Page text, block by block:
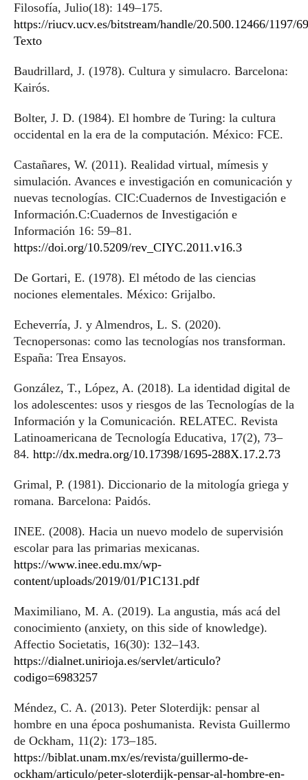
Filosofía, Julio(18): 149–175.
https://riucv.ucv.es/bitstream/handle/20.500.12466/1197/
Texto
Baudrillard, J. (1978). Cultura y simulacro. Barcelona:
Kairós.
Bolter, J. D. (1984). El hombre de Turing: la cultura
occidental en la era de la computación. México: FCE.
Castañares, W. (2011). Realidad virtual, mímesis y
simulación. Avances e investigación en comunicación y
nuevas tecnologías. CIC:Cuadernos de Investigación e
Información.C:Cuadernos de Investigación e
Información 16: 59–81.
https://doi.org/10.5209/rev_CIYC.2011.v16.3
De Gortari, E. (1978). El método de las ciencias
nociones elementales. México: Grijalbo.
Echeverría, J. y Almendros, L. S. (2020).
Tecnopersonas: como las tecnologías nos transforman.
España: Trea Ensayos.
González, T., López, A. (2018). La identidad digital de
los adolescentes: usos y riesgos de las Tecnologías de la
Información y la Comunicación. RELATEC. Revista
Latinoamericana de Tecnología Educativa, 17(2), 73–
84. http://dx.medra.org/10.17398/1695-288X.17.2.73
Grimal, P. (1981). Diccionario de la mitología griega y
romana. Barcelona: Paidós.
INEE. (2008). Hacia un nuevo modelo de supervisión
escolar para las primarias mexicanas.
https://www.inee.edu.mx/wp-
content/uploads/2019/01/P1C131.pdf
Maximiliano, M. A. (2019). La angustia, más acá del
conocimiento (anxiety, on this side of knowledge).
Affectio Societatis, 16(30): 132–143.
https://dialnet.unirioja.es/servlet/articulo?
codigo=6983257
Méndez, C. A. (2013). Peter Sloterdijk: pensar al
hombre en una época poshumanista. Revista Guillermo
de Ockham, 11(2): 173–185.
https://biblat.unam.mx/es/revista/guillermo-de-
ockham/articulo/peter-sloterdijk-pensar-al-hombre-en-